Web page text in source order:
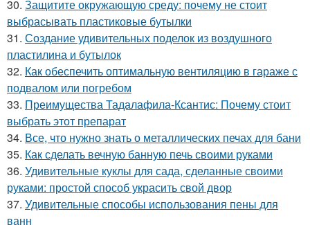
30. Защитите окружающую среду: почему не стоит
выбрасывать пластиковые бутылки
31. Создание удивительных поделок из воздушного
пластилина и бутылок
32. Как обеспечить оптимальную вентиляцию в гараже с
подвалом или погребом
33. Преимущества Тадалафила-Ксантис: Почему стоит
выбрать этот препарат
34. Все, что нужно знать о металлических печах для бани
35. Как сделать вечную банную печь своими руками
36. Удивительные куклы для сада, сделанные своими
руками: простой способ украсить свой двор
37. Удивительные способы использования пены для
ванн